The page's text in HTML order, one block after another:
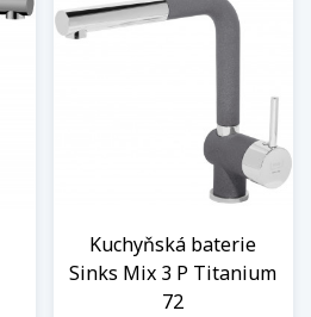
Kuchyňská baterie
Sinks Mix 3 P Titanium
72